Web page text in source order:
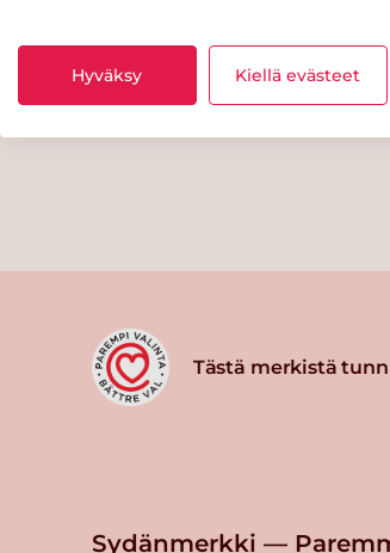
Tästä merkistä
Sydänmerkki —
Hyväksy Kiellä evästeet